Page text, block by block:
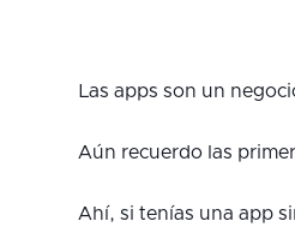
Las apps son un
Aún recuerdo las
Ahí, si tenías una app